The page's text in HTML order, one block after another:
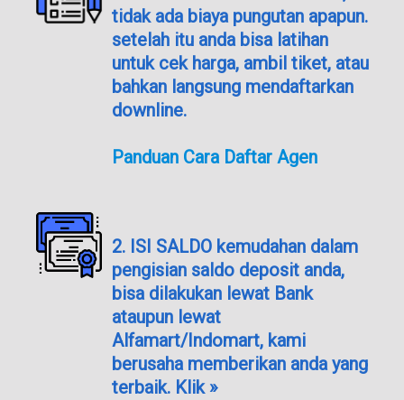
tidak ada biaya pungutan apapun.
setelah itu anda bisa latihan
untuk cek harga, ambil tiket, atau
bahkan langsung mendaftarkan
downline.
Panduan Cara Daftar Agen
2. ISI SALDO kemudahan dalam
pengisian saldo deposit anda,
bisa dilakukan lewat Bank
ataupun lewat
Alfamart/Indomart, kami
berusaha memberikan anda yang
terbaik. Klik »